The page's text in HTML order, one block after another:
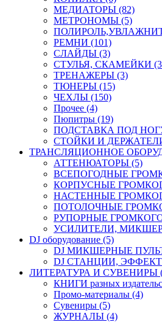
МЕДИАТОРЫ (82)
МЕТРОНОМЫ (5)
РЕМНИ (101)
СЛАЙДЫ (3)
СТУЛЬЯ, СКАМЕЙКИ
ТРЕНАЖЕРЫ (3)
ТЮНЕРЫ (15)
ЧЕХЛЫ (150)
Прочее (4)
Пюпитры (19)
ПОДСТАВКА ПОД
СТОЙКИ И
ТРАНСЛЯЦИОННОЕ
АТТЕНЮАТОРЫ (5)
ВСЕПОГОДНЫЕ
КОРПУСНЫЕ
НАСТЕННЫЕ
ПОТОЛОЧНЫЕ
РУПОРНЫЕ
УСИЛИТЕЛИ,
DJ оборудование (5)
DJ МИКШЕРНЫЕ
DJ СТАНЦИИ,
ЛИТЕРАТУРА И СУВЕНИРЫ
КНИГИ разных
Промо-материалы (4)
Сувениры (5)
ЖУРНАЛЫ (4)